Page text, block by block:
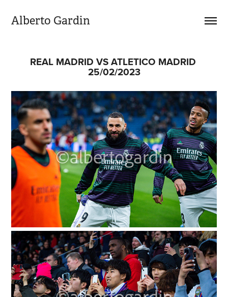
Alberto Gardin
REAL MADRID VS ATLETICO MADRID
25/02/2023